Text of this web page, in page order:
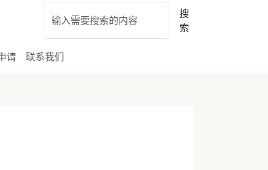
搜
索
请
联系我们